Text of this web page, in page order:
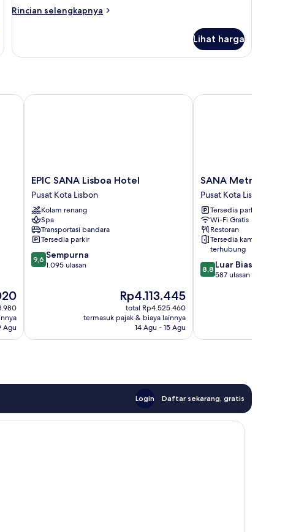
Rincian selengkapnya
Rincian
Special
Double
Lihat harga
Agu
EPIC
SANA
Lisboa
Hotel
Pusat
Kota
Lisbon
EPIC SANA Lisboa Hotel
Pusat Kota Lisbon
Kolam renang
Spa
Transportasi bandara
Tersedia parkir
9.6
dari
9,6 Sempurna
1.095 ulasan
Harga
sekarang
Rp4.113.445
Rp4.113.445
total Rp4.525.460
termasuk pajak & biaya lainnya
14 Agu - 15 Agu
EPIC SANA Lisboa Hotel
SANA
Metropolitan
Hotel
Pusat
Kota
Lisbon
SANA Metropolitan
Pusat Kota Lisbon
Tersedia parkir
Wi-Fi Gratis
Restoran
Tersedia kamar
terhubung
8.8
dari
8,8 Luar Biasa
587 ulasan
SANA Metropolitan
Login Daftar sekarang, gratis